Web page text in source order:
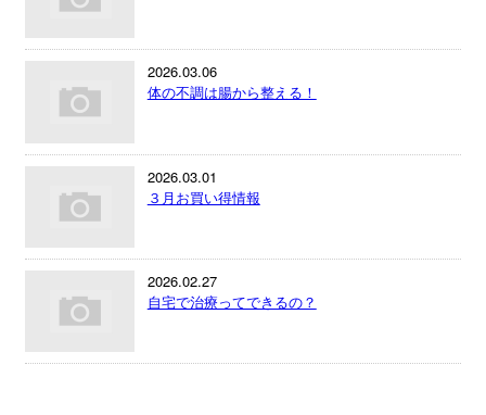
2026.03.06
体の不調は腸から整える！
2026.03.01
３月お買い得情報
2026.02.27
自宅で治療ってできるの？